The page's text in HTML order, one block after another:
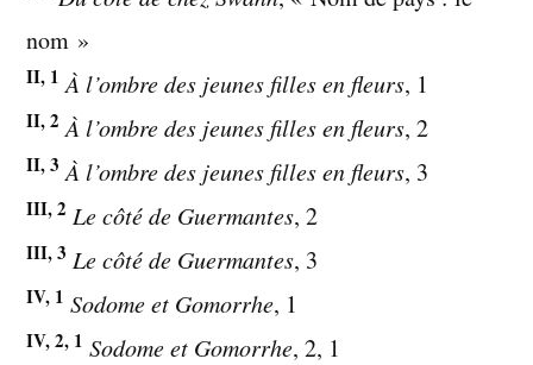
nom »
II, 1 À l’ombre des jeunes filles en fleurs, 1
II, 2 À l’ombre des jeunes filles en fleurs, 2
II, 3 À l’ombre des jeunes filles en fleurs, 3
III, 2 Le côté de Guermantes, 2
III, 3 Le côté de Guermantes, 3
IV, 1 Sodome et Gomorrhe, 1
IV, 2, 1 Sodome et Gomorrhe, 2, 1